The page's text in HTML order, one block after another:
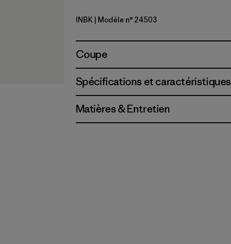
Ink Black
INBK | Modèle n° 24503
Coupe
Spécifications et caractéristiques
Matières & Entretien